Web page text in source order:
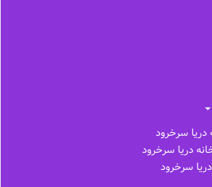
سرخرود
دریا سرخرود
سرخرود